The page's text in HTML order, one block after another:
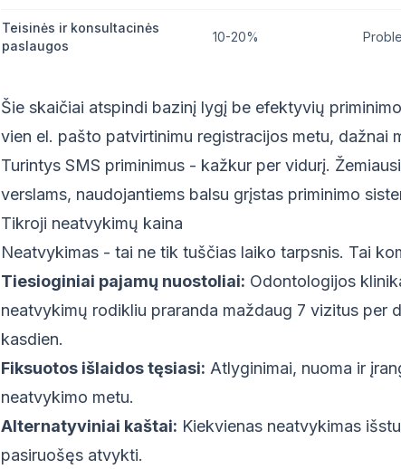
Teisinės ir konsultacinės
paslaugos
10-20%
Šie skaičiai atspindi bazinį lygį be efektyvių
vien el. pašto patvirtinimu registracijos metu, dažnai
Turintys SMS priminimus - kažkur per vidurį.
verslams, naudojantiems balsu grįstas priminimo
Tikroji neatvykimų kaina
Neatvykimas - tai ne tik tuščias laiko tarpsnis. Tai
Tiesioginiai pajamų nuostoliai: Odontologijos
neatvykimų rodikliu praranda maždaug 7 vizitus per
kasdien.
Fiksuotos išlaidos tęsiasi: Atlyginimai, nuoma ir
neatvykimo metu.
Alternatyviniai kaštai: Kiekvienas neatvykimas
pasiruošęs atvykti.